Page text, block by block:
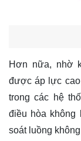
Hơn nữa, nhờ
được áp lực
trong các hệ
điều hòa không
soát luồng